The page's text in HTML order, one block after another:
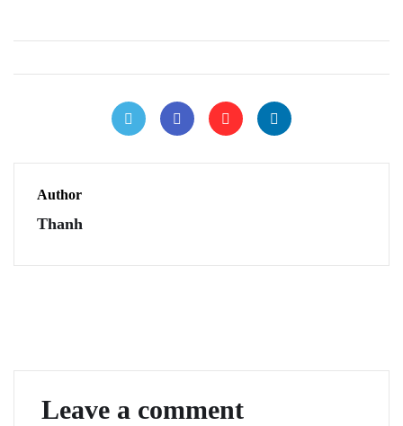
Author
Thanh
Leave a comment